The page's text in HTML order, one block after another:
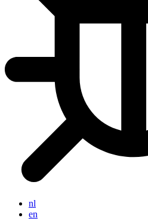
nl
en